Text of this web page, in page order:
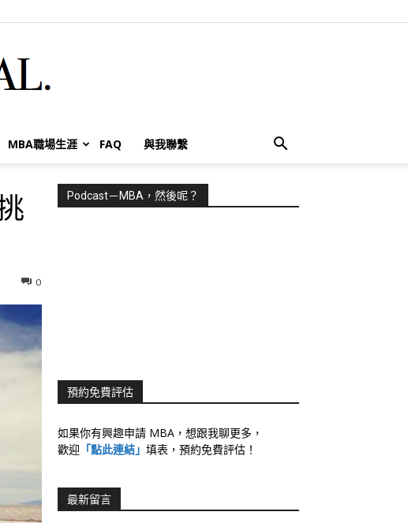
MBA職場生涯 FAQ 與我聯繫
0
Podcast－MBA，然後呢？
預約免費評估
如果你有興趣申請 MBA，想跟我聊更多，
歡迎 「點此連結」 填表，預約免費評估！
最新留言